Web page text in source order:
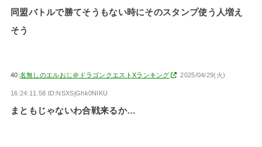
同盟バトルで勝てそうもない時にそのスタンプ使う人増え
そう
40:名無しのエルおじ＠ドラゴンクエストXランキング 2025/04/29(火)
16:24:11.58 ID:NSXSjGhk0NIKU
まともじゃないわ合戦来るか…